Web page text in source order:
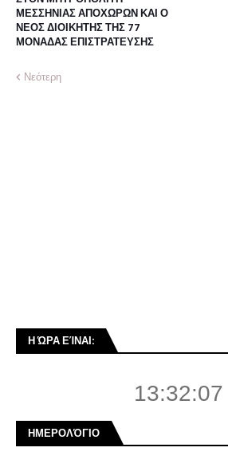
ΜΕΣΣΗΝΙΑΣ ΑΠΟΧΩΡΩΝ ΚΑΙ Ο
ΝΕΟΣ ΔΙΟΙΚΗΤΗΣ ΤΗΣ 77
ΜΟΝΑΔΑΣ ΕΠΙΣΤΡΑΤΕΥΣΗΣ
Νεότερη
Η ΏΡΑ ΕΊΝΑΙ:
13:32:07
ΗΜΕΡΟΛΌΓΙΟ